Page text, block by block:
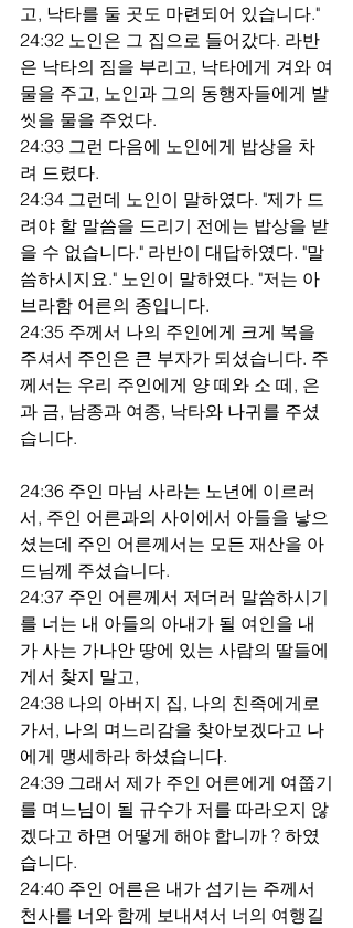
고, 낙타를 둘 곳도 마련되어 있습니다."
24:32 노인은 그 집으로 들어갔다. 라반
은 낙타의 짐을 부리고, 낙타에게 겨와 여
물을 주고, 노인과 그의 동행자들에게 발
씻을 물을 주었다.
24:33 그런 다음에 노인에게 밥상을 차
려 드렸다.
24:34 그런데 노인이 말하였다. "제가 드
려야 할 말씀을 드리기 전에는 밥상을 받
을 수 없습니다." 라반이 대답하였다. "말
씀하시지요." 노인이 말하였다. "저는 아
브라함 어른의 종입니다.
24:35 주께서 나의 주인에게 크게 복을
주셔서 주인은 큰 부자가 되셨습니다. 주
께서는 우리 주인에게 양 떼와 소 떼, 은
과 금, 남종과 여종, 낙타와 나귀를 주셨
습니다.
24:36 주인 마님 사라는 노년에 이르러
서, 주인 어른과의 사이에서 아들을 낳으
셨는데 주인 어른께서는 모든 재산을 아
드님께 주셨습니다.
24:37 주인 어른께서 저더러 말씀하시기
를 너는 내 아들의 아내가 될 여인을 내
가 사는 가나안 땅에 있는 사람의 딸들에
게서 찾지 말고,
24:38 나의 아버지 집, 나의 친족에게로
가서, 나의 며느리감을 찾아보겠다고 나
에게 맹세하라 하셨습니다.
24:39 그래서 제가 주인 어른에게 여쭙기
를 며느님이 될 규수가 저를 따라오지 않
겠다고 하면 어떻게 해야 합니까 ? 하였
습니다.
24:40 주인 어른은 내가 섬기는 주께서
천사를 너와 함께 보내셔서 너의 여행길